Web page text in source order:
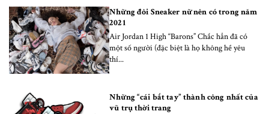
Những đôi Sneaker nữ nên có trong năm
2021
Air Jordan 1 High “Barons” Chắc hẳn đã có
một số người (đặc biệt là họ không hề yêu
thí...
Những “cái bắt tay” thành công nhất của
vũ trụ thời trang